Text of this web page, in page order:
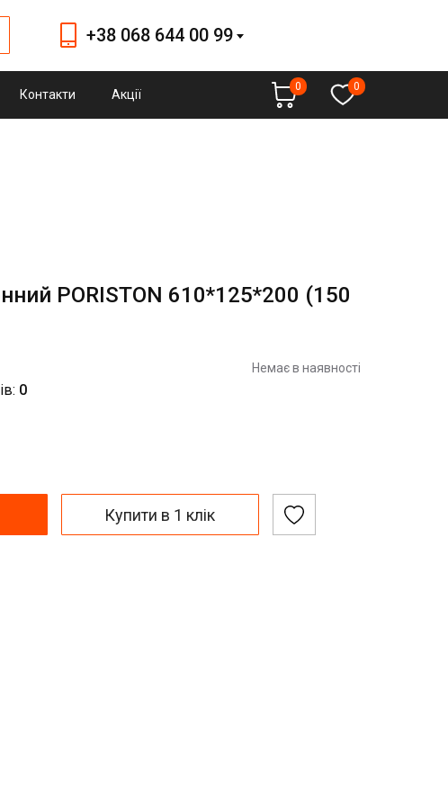
+38 068 644 00 99
+38 068 644 00 99
Контакти Акції
0 0
PORISTON 610*125*200 (150
Немає в наявності
0
Купити в 1 клік